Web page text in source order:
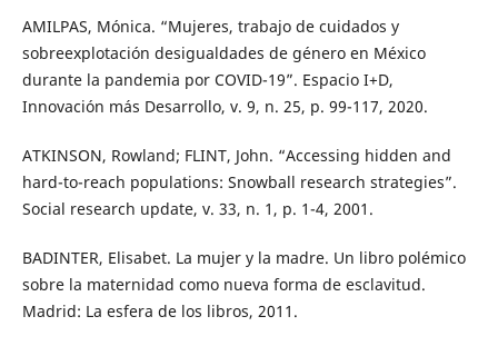
AMILPAS, Mónica. “Mujeres, trabajo de cuidados y
sobreexplotación desigualdades de género en México
durante la pandemia por COVID-19”. Espacio I+D,
Innovación más Desarrollo, v. 9, n. 25, p. 99-117, 2020.
ATKINSON, Rowland; FLINT, John. “Accessing hidden and
hard-to-reach populations: Snowball research strategies”.
Social research update, v. 33, n. 1, p. 1-4, 2001.
BADINTER, Elisabet. La mujer y la madre. Un libro polémico
sobre la maternidad como nueva forma de esclavitud.
Madrid: La esfera de los libros, 2011.